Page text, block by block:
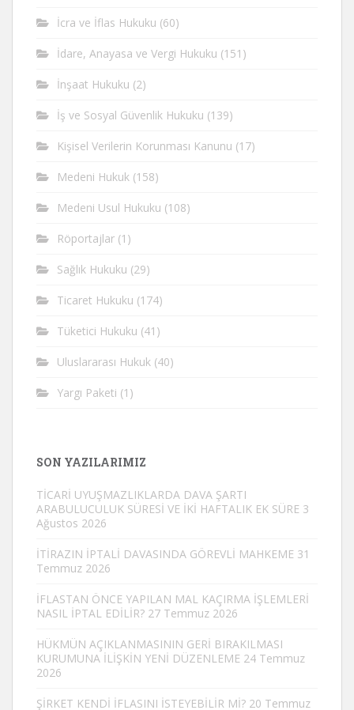
İcra ve İflas Hukuku (60)
İdare, Anayasa ve Vergi Hukuku (151)
İnşaat Hukuku (2)
İş ve Sosyal Güvenlik Hukuku (139)
Kişisel Verilerin Korunması Kanunu (17)
Medeni Hukuk (158)
Medeni Usul Hukuku (108)
Röportajlar (1)
Sağlık Hukuku (29)
Ticaret Hukuku (174)
Tüketici Hukuku (41)
Uluslararası Hukuk (40)
Yargı Paketi (1)
SON YAZILARIMIZ
TİCARİ UYUŞMAZLIKLARDA DAVA ŞARTI
ARABULUCULUK SÜRESİ VE İKİ HAFTALIK EK SÜRE 3
Ağustos 2026
İTİRAZIN İPTALİ DAVASINDA GÖREVLİ MAHKEME 31
Temmuz 2026
İFLASTAN ÖNCE YAPILAN MAL KAÇIRMA İŞLEMLERİ
NASIL İPTAL EDİLİR? 27 Temmuz 2026
HÜKMÜN AÇIKLANMASININ GERİ BIRAKILMASI
KURUMUNA İLİŞKİN YENİ DÜZENLEME 24 Temmuz
2026
ŞİRKET KENDİ İFLASINI İSTEYEBİLİR Mİ? 20 Temmuz